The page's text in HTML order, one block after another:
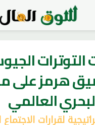
التوترات
هرمز على
العالمي
لقرارات